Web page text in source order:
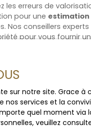
les erreurs de
pour une
Nos conseillers
pour vous fournir
Adresse de votre bien
notre site. Grace à
services et la
quel moment via
veuillez